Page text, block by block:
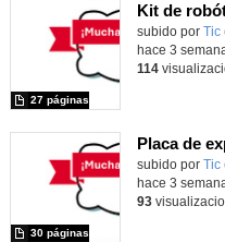
Kit de
Contenido
subido por Tic
27 páginas
hace 3
114
Placa de
Contenido
subido por Tic
30 páginas
hace 3
93